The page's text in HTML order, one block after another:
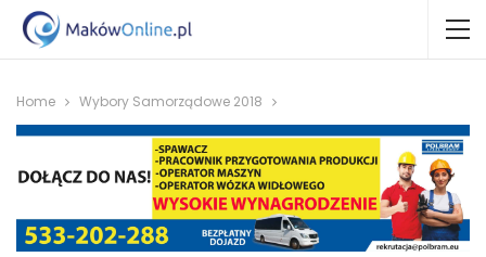
Home Wybory Samorządowe 2018